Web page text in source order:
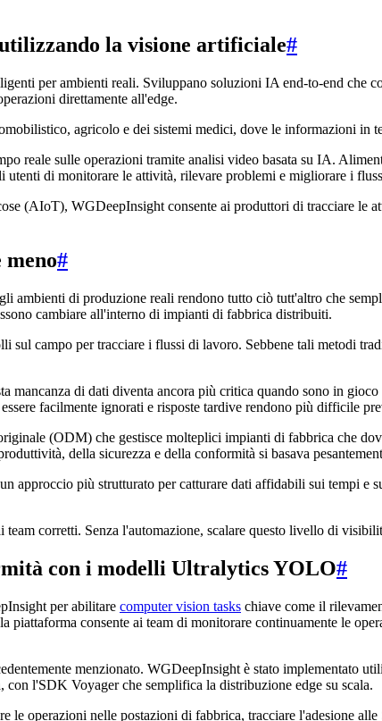
la visione artificiale#
per ambienti reali. Sviluppano soluzioni IA end-to-end che
direttamente all'edge.
agricolo e dei sistemi medici, dove le informazioni in
reale sulle operazioni tramite analisi video basata su IA.
di monitorare le attività, rilevare problemi e migliorare i
(AIoT), WGDeepInsight consente ai produttori di tracciare le
#
ambienti di produzione reali rendono tutto ciò tutt'altro che
cambiare all'interno di impianti di fabbrica distribuiti.
campo per tracciare i flussi di lavoro. Sebbene tali metodi
di dati diventa ancora più critica quando sono in
facilmente ignorati e risposte tardive rendono più difficile
(ODM) che gestisce molteplici impianti di fabbrica che
della sicurezza e della conformità si basava
approccio più strutturato per catturare dati affidabili sui tempi e
corretti. Senza l'automazione, scalare questo livello di
con i modelli Ultralytics YOLO#
per abilitare computer vision tasks chiave come il
consente ai team di monitorare continuamente le
menzionato. WGDeepInsight è stato implementato
l'SDK Voyager che semplifica la distribuzione edge su scala.
operazioni nelle postazioni di fabbrica, tracciare l'adesione